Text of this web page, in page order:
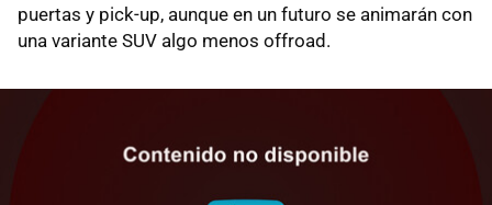
puertas y pick-up, aunque en un futuro se animarán con
una variante SUV algo menos offroad.